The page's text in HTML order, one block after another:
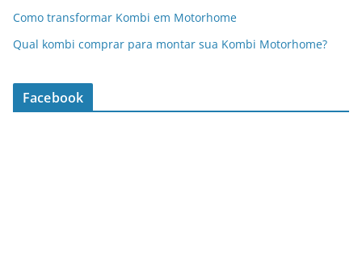
Como transformar Kombi em Motorhome
Qual kombi comprar para montar sua Kombi Motorhome?
Facebook